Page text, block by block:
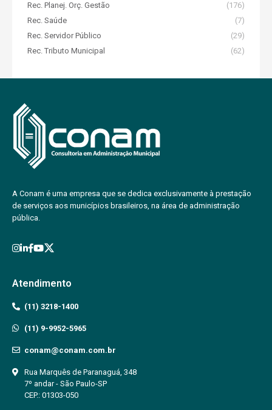
Rec. Planej. Orç. Gestão
(176)
Rec. Saúde
(7)
Rec. Servidor Público
(29)
Rec. Tributo Municipal
(62)
A Conam é uma empresa que se dedica exclusivamente à prestação
de serviços aos municípios brasileiros, na área de administração
pública.
Atendimento
(11) 3218-1400
(11) 9-9952-5965
conam@conam.com.br
Rua Marquês de Paranaguá, 348
7º andar - São Paulo-SP
CEP.: 01303-050